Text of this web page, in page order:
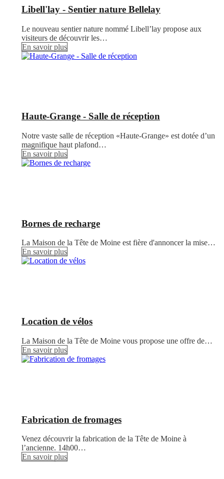
Libell'lay - Sentier nature Bellelay
Le nouveau sentier nature nommé Libell’lay propose aux
visiteurs de découvrir les…
En savoir plus
Haute-Grange - Salle de réception
Notre vaste salle de réception «Haute-Grange» est dotée d’un
magnifique haut plafond…
En savoir plus
Bornes de recharge
La Maison de la Tête de Moine est fière d'annoncer la mise…
En savoir plus
Location de vélos
La Maison de la Tête de Moine vous propose une offre de…
En savoir plus
Fabrication de fromages
Venez découvrir la fabrication de la Tête de Moine à
l’ancienne. 14h00…
En savoir plus